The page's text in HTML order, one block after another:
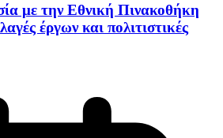
με την Εθνική Πινακοθήκη
έργων και πολιτιστικές